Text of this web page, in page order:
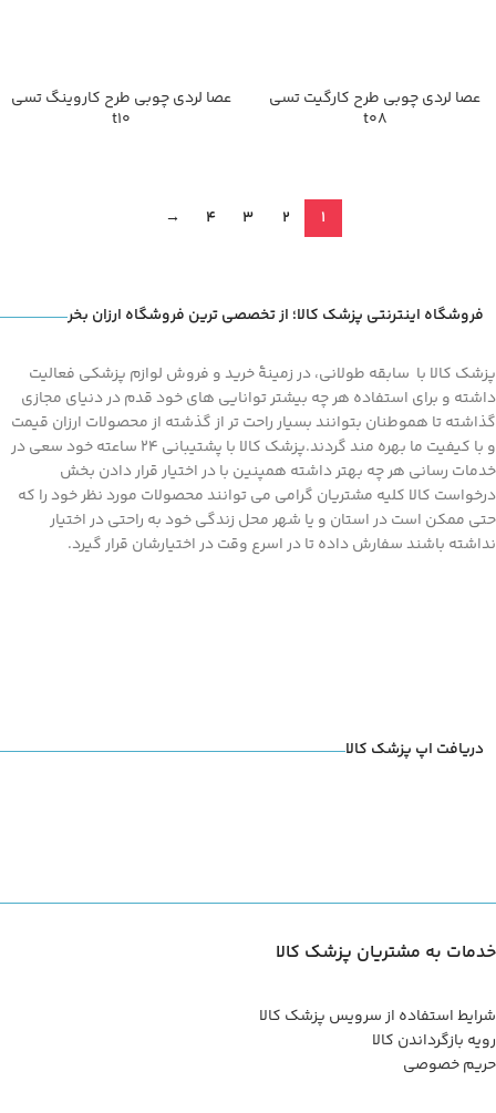
عصا لردی چوبی طرح کارگیت تسی
t08
عصا لردی چوبی طرح کاروینگ تسی
t10
1
2
3
4
→
فروشگاه اینترنتی پزشک کالا؛ از تخصصی ترین فروشگاه ارزان بخر
پزشک کالا با سابقه طولانی، در زمینۀ خرید و فروش لوازم پزشکی فعالیت
داشته و برای استفاده هر چه بیشتر توانایی های خود قدم در دنیای مجازی
گذاشته تا هموطنان بتوانند بسیار راحت تر از گذشته از محصولات ارزان قیمت
و با کیفیت ما بهره مند گردند.پزشک کالا با پشتیبانی 24 ساعته خود سعی در
خدمات رسانی هر چه بهتر داشته همپنین با در اختیار قرار دادن بخش
درخواست کالا کلیه مشتریان گرامی می توانند محصولات مورد نظر خود را که
حتی ممکن است در استان و یا شهر محل زندگی خود به راحتی در اختیار
نداشته باشند سفارش داده تا در اسرع وقت در اختیارشان قرار گیرد.
دریافت اپ پزشک کالا
خدمات به مشتریان پزشک کالا
شرایط استفاده از سرویس پزشک کالا
رویه بازگرداندن کالا
حریم خصوصی